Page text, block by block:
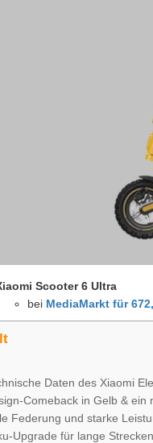
Scooter 6 Ultra
bei MediaMarkt für
Daten des Xiaomi
Comeback in Gelb & ein
Federung und starke
Upgrade für lange Strecken